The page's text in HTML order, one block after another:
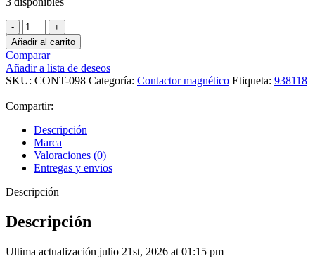
CONTACTOR
NXC
75
Amperios
24V
60HZ
cantidad
Añadir al carrito
Comparar
Añadir a lista de deseos
SKU: CONT-098 Categoría: Contactor magnético Etiqueta: 938118
Compartir:
Descripción
Marca
Valoraciones (0)
Entregas y envios
Descripción
Descripción
Ultima actualización julio 21st, 2026 at 01:15 pm